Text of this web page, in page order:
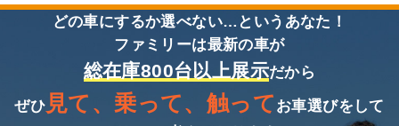
どの車にするか選べない…というあなた！
ファミリーは最新の車が
総在庫800台以上展示だから
ぜひ 見て、乗って、触って お車選びをして